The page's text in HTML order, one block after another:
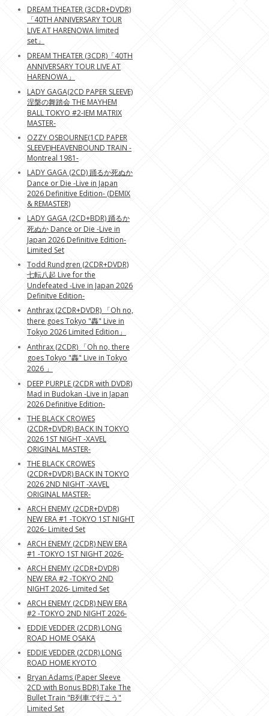
DREAM THEATER (3CDR+DVDR)
「40TH ANNIVERSARY TOUR
LIVE AT HARENOWA limited
set」
DREAM THEATER (3CDR)「40TH
ANNIVERSARY TOUR LIVE AT
HARENOWA」
LADY GAGA(2CD PAPER SLEEVE)
涅槃の舞踏会 THE MAYHEM
BALL TOKYO #2-IEM MATRIX
MASTER-
OZZY OSBOURNE(1CD PAPER
SLEEVE)HEAVENBOUND TRAIN -
Montreal 1981-
LADY GAGA (2CD) 踊るか死ぬか
Dance or Die -Live in Japan
2026 Definitive Edition- (DEMIX
& REMASTER)
LADY GAGA (2CD+BDR) 踊るか
死ぬか Dance or Die -Live in
Japan 2026 Definitive Edition-
Limited Set
Todd Rundgren (2CDR+DVDR)
七転八起 Live for the
Undefeated -Live in Japan 2026
Definitve Edition-
Anthrax (2CDR+DVDR) 「Oh no,
there goes Tokyo "轟" Live in
Tokyo 2026 Limited Edition」
Anthrax (2CDR) 「Oh no, there
goes Tokyo "轟" Live in Tokyo
2026 」
DEEP PURPLE (2CDR with DVDR)
Mad in Budokan -Live in Japan
2026 Definitive Edition-
THE BLACK CROWES
(2CDR+DVDR) BACK IN TOKYO
2026 1ST NIGHT -XAVEL
ORIGINAL MASTER-
THE BLACK CROWES
(2CDR+DVDR) BACK IN TOKYO
2026 2ND NIGHT -XAVEL
ORIGINAL MASTER-
ARCH ENEMY (2CDR+DVDR)
NEW ERA #1 -TOKYO 1ST NIGHT
2026- Limited Set
ARCH ENEMY (2CDR) NEW ERA
#1 -TOKYO 1ST NIGHT 2026-
ARCH ENEMY (2CDR+DVDR)
NEW ERA #2 -TOKYO 2ND
NIGHT 2026- Limited Set
ARCH ENEMY (2CDR) NEW ERA
#2 -TOKYO 2ND NIGHT 2026-
EDDIE VEDDER (2CDR) LONG
ROAD HOME OSAKA
EDDIE VEDDER (2CDR) LONG
ROAD HOME KYOTO
Bryan Adams (Paper Sleeve
2CD with Bonus BDR) Take The
Bullet Train "B列車で行こう"
Limited Set